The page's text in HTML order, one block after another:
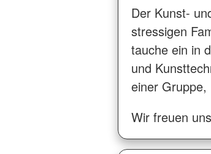
Der Kunst-
stressigen
tauche ein in
und
einer
Wir freuen